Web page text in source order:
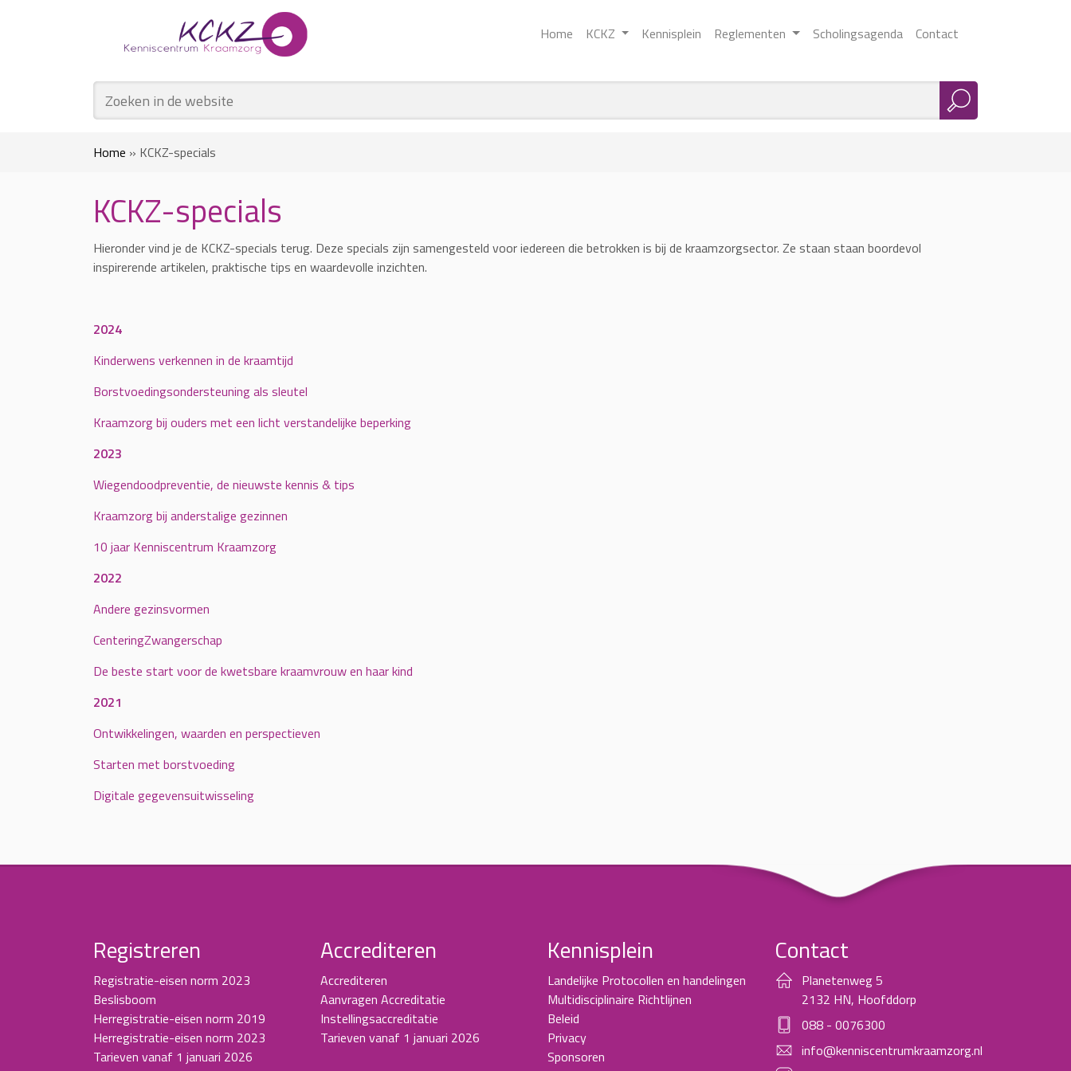
Home KCKZ Kennisplein Reglementen Scholingsagenda Contact
Home » KCKZ-specials
KCKZ-specials
Hieronder vind je de KCKZ-specials terug. Deze specials zijn samengesteld voor iedereen die betrokken is bij de kraamzorgsector. Ze staan staan boordevol
inspirerende artikelen, praktische tips en waardevolle inzichten.
2024
Kinderwens verkennen in de kraamtijd
Borstvoedingsondersteuning als sleutel
Kraamzorg bij ouders met een licht verstandelijke beperking
2023
Wiegendoodpreventie, de nieuwste kennis & tips
Kraamzorg bij anderstalige gezinnen
10 jaar Kenniscentrum Kraamzorg
2022
Andere gezinsvormen
CenteringZwangerschap
De beste start voor de kwetsbare kraamvrouw en haar kind
2021
Ontwikkelingen, waarden en perspectieven
Starten met borstvoeding
Digitale gegevensuitwisseling
Registreren
Registratie-eisen norm 2023
Beslisboom
Herregistratie-eisen norm 2019
Herregistratie-eisen norm 2023
Tarieven vanaf 1 januari 2026
Accrediteren
Accrediteren
Aanvragen Accreditatie
Instellingsaccreditatie
Tarieven vanaf 1 januari 2026
Kennisplein
Landelijke Protocollen en handelingen
Multidisciplinaire Richtlijnen
Beleid
Privacy
Sponsoren
Contact
Planetenweg 5
2132 HN, Hoofddorp
088 - 0076300
info@kenniscentrumkraamzorg.nl